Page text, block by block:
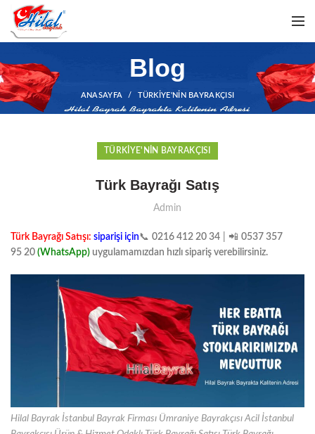
Blog
ANASAYFA TÜRKIYE'NIN BAYRAKÇISI
TÜRKIYE'NIN BAYRAKÇISI
Türk Bayrağı Satış
Admin
Türk Bayrağı Satışı: siparişi için📞 0216 412 20 34 | 📲 0537 357
95 20 (WhatsApp) uygulamamızdan hızlı sipariş verebilirsiniz.
Hilal Bayrak İstanbul Bayrak Firması Ümraniye Bayrakçısı Acil İstanbul